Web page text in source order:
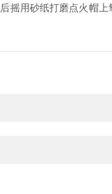
用砂纸打磨点火帽